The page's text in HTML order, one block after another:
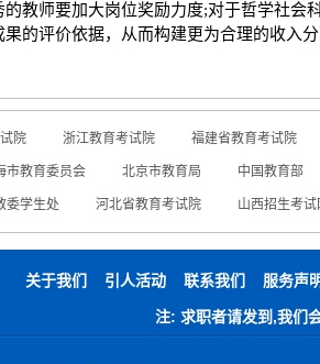
教师要加大岗位奖励力度;对于哲学社会
的评价依据，从而构建更为合理的收入分
院 浙江教育考试院 福建省教育考试院
市教育委员会 北京市教育局 中国教育部
委学生处 河北省教育考试院 山西招生考试
关于我们 引人活动 联系我们 服务声
注: 求职者请发到,我们